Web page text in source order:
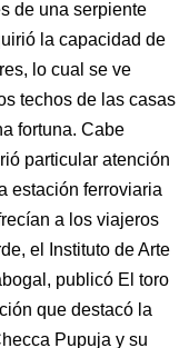
de una serpiente
la capacidad de
lo cual se ve
techos de las casas
fortuna. Cabe
particular atención
estación ferroviaria
a los viajeros
el Instituto de Arte
publicó El toro
que destacó la
Pupuja y su